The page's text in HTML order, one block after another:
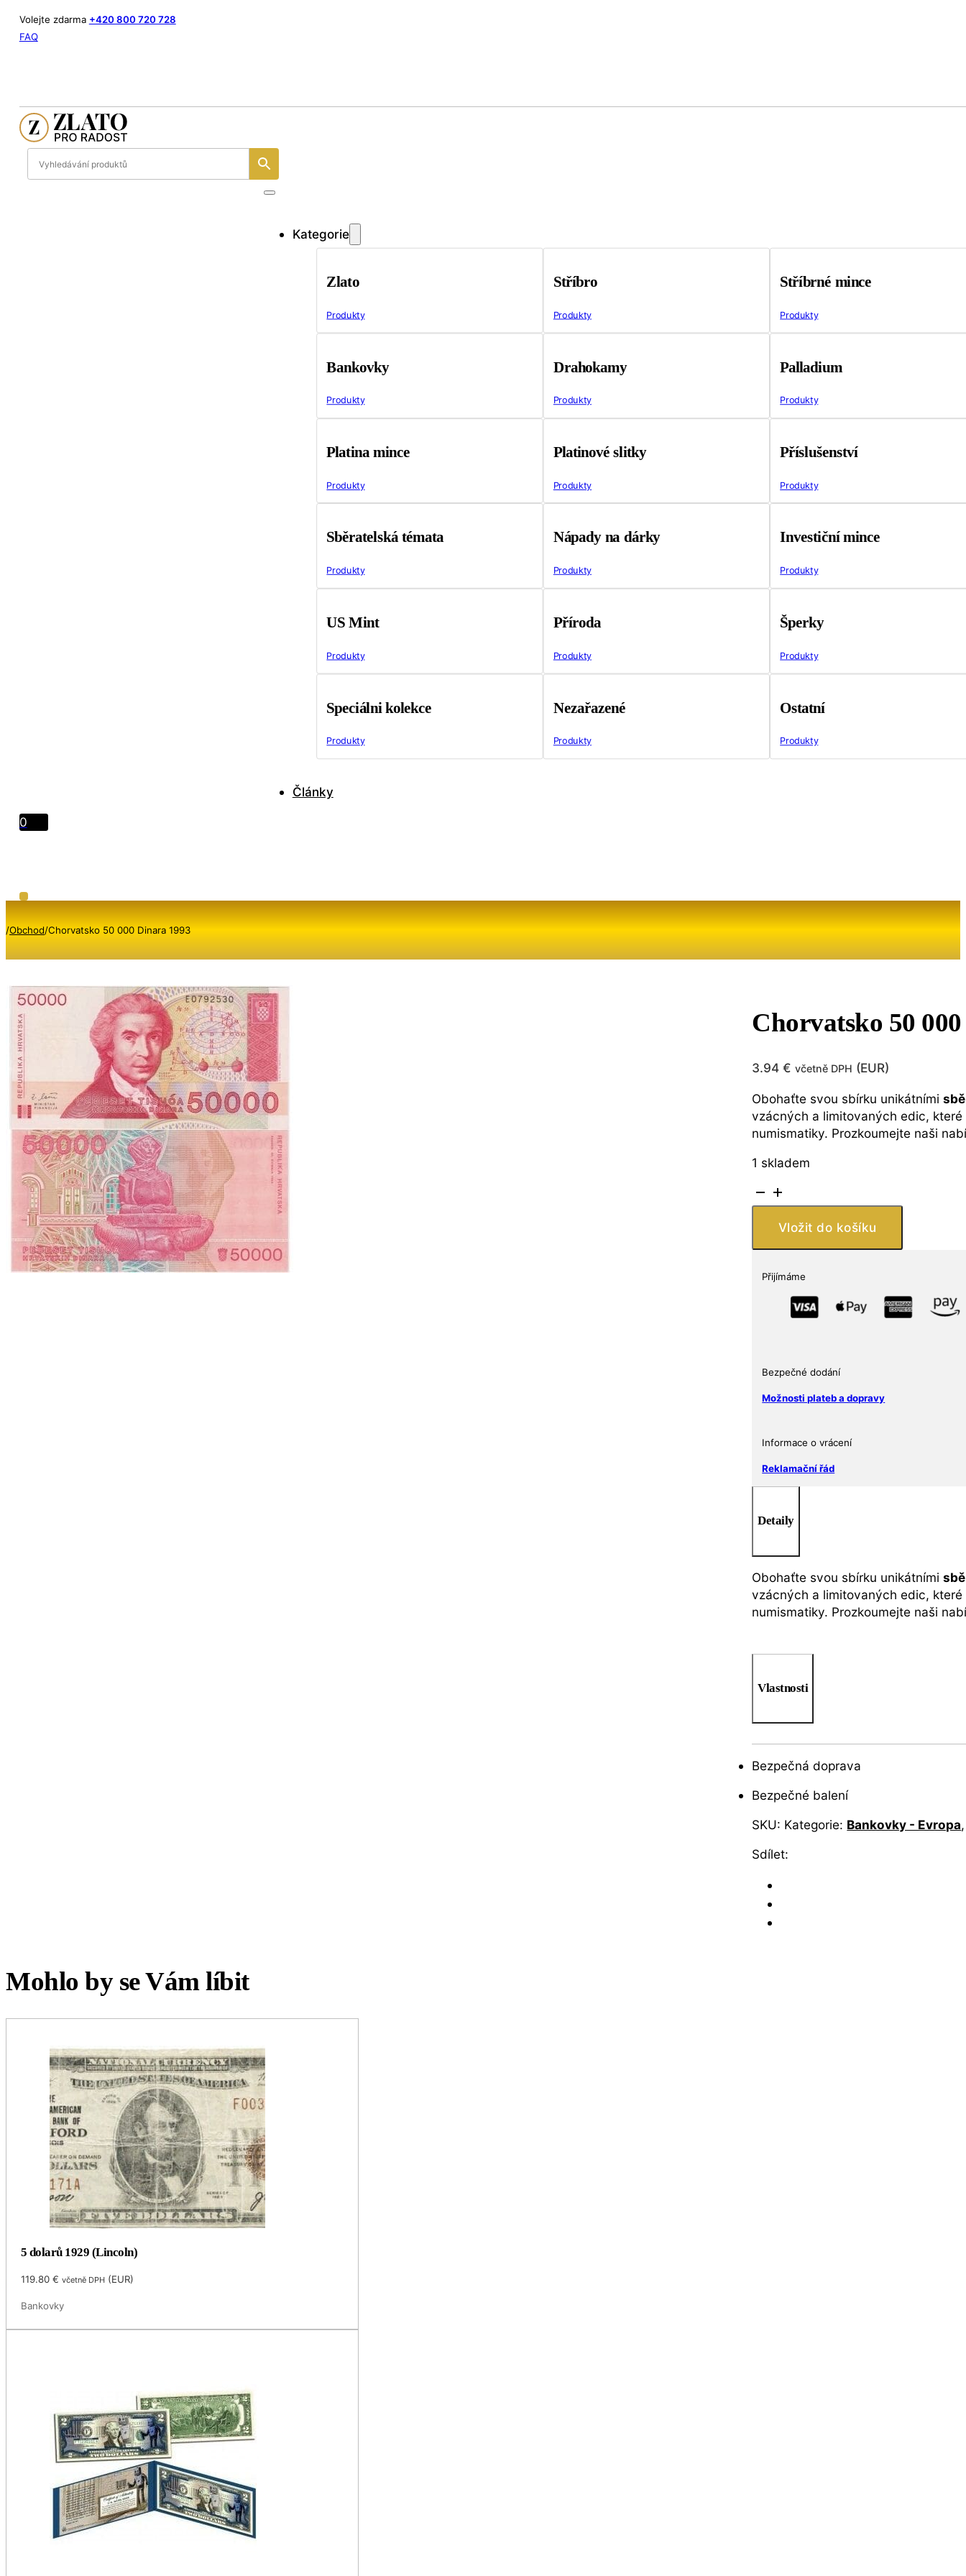
Volejte zdarma +420 800 720 728
FAQ
Kategorie
Zlato
Produkty
Stříbro
Produkty
Stříbrné mince
Produkty
Bankovky
Produkty
Drahokamy
Produkty
Palladium
Produkty
Platina mince
Produkty
Platinové slitky
Produkty
Příslušenství
Produkty
Sběratelská témata
Produkty
Nápady na dárky
Produkty
Investiční mince
Produkty
US Mint
Produkty
Příroda
Produkty
Šperky
Produkty
Speciálni kolekce
Produkty
Nezařazené
Produkty
Ostatní
Produkty
Články
0
/Obchod/Chorvatsko 50 000 Dinara 1993
Chorvatsko 50
3.94€ včetně DPH (EUR)
Obohaťte svou sbírku unikátními
vzácných a limitovaných edic,
numismatiky. Prozkoumejte naši
1 skladem
Chorvatsko
50
množství
Vložit do košíku
Přijímáme
Bezpečné dodání
Možnosti plateb a dopravy
Informace o vrácení
Reklamační řád
Detaily
Obohaťte svou sbírku unikátními
vzácných a limitovaných edic,
numismatiky. Prozkoumejte naši
Vlastnosti
Bezpečná doprava
Bezpečné balení
SKU: Kategorie: Bankovky - Evropa
Sdílet:
Mohlo by se Vám líbit
5 dolarů 1929 (Lincoln)
119.80 € včetně DPH(EUR)
Bankovky